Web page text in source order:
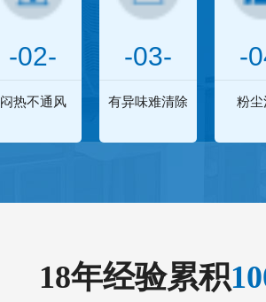
-02-
闷热不通风
-03-
有异味难清除
-
粉尘
18年经验累积